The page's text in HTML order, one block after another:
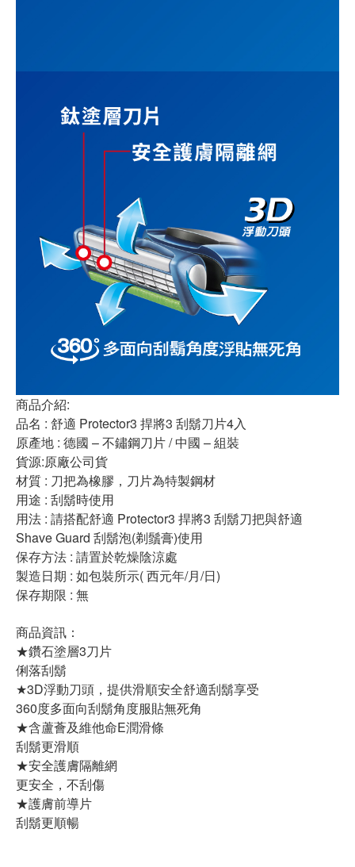
商品介紹:
品名 : 舒適 Protector3 捍將3 刮鬍刀片4入
原產地 : 德國 – 不鏽鋼刀片 / 中國 – 組裝
貨源:原廠公司貨
材質 : 刀把為橡膠，刀片為特製鋼材
用途 : 刮鬍時使用
用法 : 請搭配舒適 Protector3 捍將3 刮鬍刀把與舒適
Shave Guard 刮鬍泡(剃鬚膏)使用
保存方法 : 請置於乾燥陰涼處
製造日期 : 如包裝所示( 西元年/月/日)
保存期限 : 無
商品資訊：
★鑽石塗層3刀片
俐落刮鬍
★3D浮動刀頭，提供滑順安全舒適刮鬍享受
360度多面向刮鬍角度服貼無死角
★含蘆薈及維他命E潤滑條
刮鬍更滑順
★安全護膚隔離網
更安全，不刮傷
★護膚前導片
刮鬍更順暢